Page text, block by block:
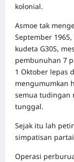
kolonial.
Asmoe tak
September
kudeta G30S,
pembunuhan 7
1 Oktober lepas
mengumumkan
semua tudingan
tunggal.
Sejak itu lah
simpatisan
Operasi